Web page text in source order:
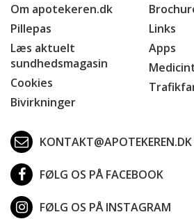
Om apotekeren.dk
Pillepas
Læs aktuelt
sundhedsmagasin
Cookies
Bivirkninger
Links
Apps
KONTAKT@APOTEKEREN.DK
FØLG OS PÅ FACEBOOK
FØLG OS PÅ INSTAGRAM